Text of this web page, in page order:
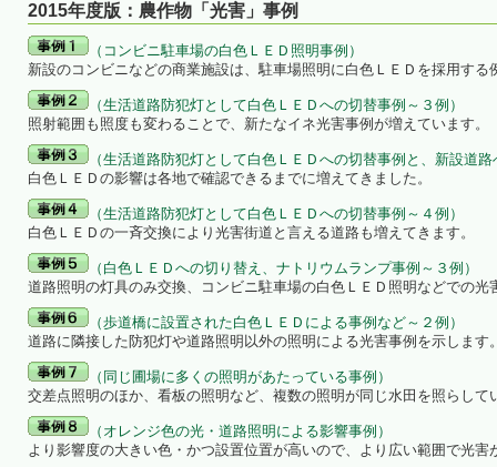
2015年度版：農作物「光害」事例
（コンビニ駐車場の白色ＬＥＤ照明事例）
新設のコンビニなどの商業施設は、駐車場照明に白色ＬＥＤを採用する
（生活道路防犯灯として白色ＬＥＤへの切替事例～３例）
照射範囲も照度も変わることで、新たなイネ光害事例が増えています。
（生活道路防犯灯として白色ＬＥＤへの切替事例と、新設道
白色ＬＥＤの影響は各地で確認できるまでに増えてきました。
（生活道路防犯灯として白色ＬＥＤへの切替事例～４例）
白色ＬＥＤの一斉交換により光害街道と言える道路も増えてきます。
（白色ＬＥＤへの切り替え、ナトリウムランプ事例～３例）
道路照明の灯具のみ交換、コンビニ駐車場の白色ＬＥＤ照明などでの光
（歩道橋に設置された白色ＬＥＤによる事例など～２例）
道路に隣接した防犯灯や道路照明以外の照明による光害事例を示します
（同じ圃場に多くの照明があたっている事例）
交差点照明のほか、看板の照明など、複数の照明が同じ水田を照らして
（オレンジ色の光・道路照明による影響事例）
より影響度の大きい色・かつ設置位置が高いので、より広い範囲で光害